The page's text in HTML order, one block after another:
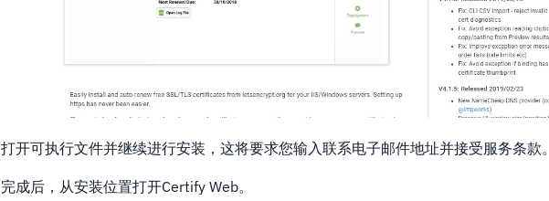
打开可执行文件并继续进行安装，这将要求您输入联系电子邮件地址并接受服务条款。
完成后，从安装位置打开Certify Web。